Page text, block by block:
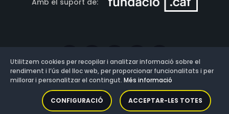
Versió: 3.13.0.202607011342
Utilitzem cookies per recopilar i analitzar informació sobre el
rendiment i l’ús del lloc web, per proporcionar funcionalitats i per
millorar i personalitzar el contingut. Més informació
CONFIGURACIÓ ACCEPTAR-LES TOTES